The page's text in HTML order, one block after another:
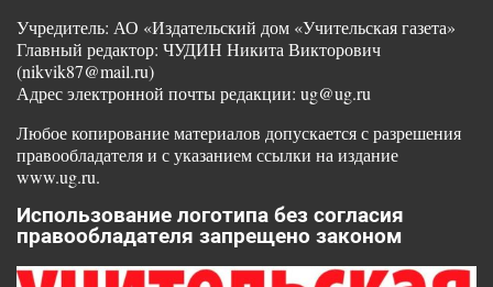
Учредитель: АО «Издательский дом «Учительская газета»
Главный редактор: ЧУДИН Никита Викторович
(nikvik87@mail.ru)
Адрес электронной почты редакции: ug@ug.ru
Любое копирование материалов допускается с разрешения
правообладателя и с указанием ссылки на издание
www.ug.ru.
Использование логотипа без согласия
правообладателя запрещено законом